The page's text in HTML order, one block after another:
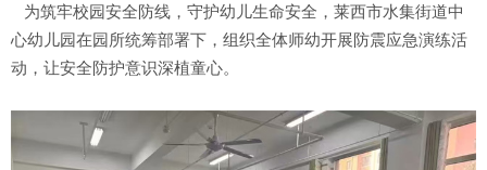
为筑牢校园安全防线，守护幼儿生命安全，莱西市水集街道中
心幼儿园在园所统筹部署下，组织全体师幼开展防震应急演练活
动，让安全防护意识深植童心。